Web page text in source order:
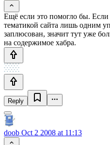
Ещё если это помогло бы. Если
тематикой сайта лишь одним
заплюсован, значит тут уже
на содержимое хабра.
Reply
doob Oct 2 2008 at 11:13